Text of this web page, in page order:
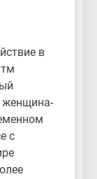
в
женщина-
с